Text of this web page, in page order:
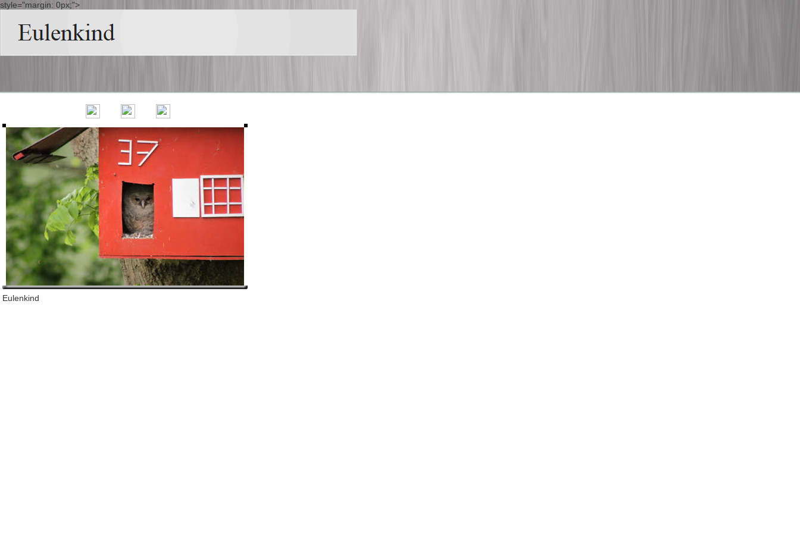
style="margin: 0px;">
Eulenkind